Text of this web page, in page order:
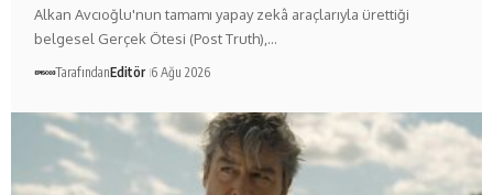
Alkan Avcıoğlu'nun tamamı yapay zekâ araçlarıyla ürettiği
belgesel Gerçek Ötesi (Post Truth),…
TarafındanEditör 6 Ağu 2026